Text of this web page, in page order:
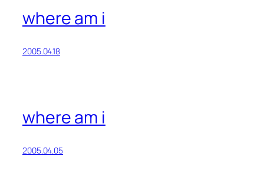
where am i
2005.04.18
where am i
2005.04.05